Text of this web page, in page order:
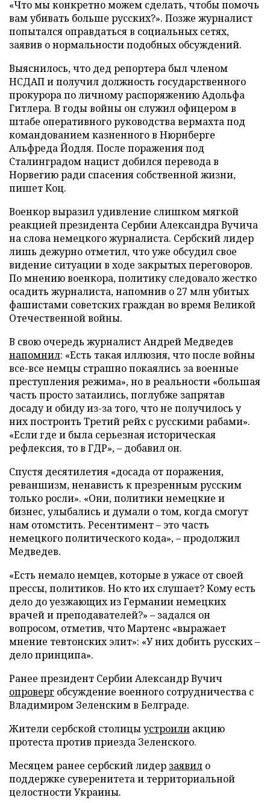
«Что мы конкретно можем сделать, чтобы помочь
вам убивать больше русских?». Позже журналист
попытался оправдаться в социальных сетях,
заявив о нормальности подобных обсуждений.
Выяснилось, что дед репортера был членом
НСДАП и получил должность государственного
прокурора по личному распоряжению Адольфа
Гитлера. В годы войны он служил офицером в
штабе оперативного руководства вермахта под
командованием казненного в Нюрнберге
Альфреда Йодля. После поражения под
Сталинградом нацист добился перевода в
Норвегию ради спасения собственной жизни,
пишет Коц.
Военкор выразил удивление слишком мягкой
реакцией президента Сербии Александра Вучича
на слова немецкого журналиста. Сербский лидер
лишь дежурно отметил, что уже обсудил свое
видение ситуации в ходе закрытых переговоров.
По мнению военкора, политику следовало жестко
осадить журналиста, напомнив о 27 млн убитых
фашистами советских граждан во время Великой
Отечественной войны.
В свою очередь журналист Андрей Медведев
напомнил: «Есть такая иллюзия, что после войны
все-все немцы страшно покаялись за военные
преступления режима», но в реальности «большая
часть просто затаились, поглубже запрятав
досаду и обиду из-за того, что не получилось у
них построить Третий рейх с русскими рабами».
«Если где и была серьезная историческая
рефлексия, то в ГДР», – добавил он.
Спустя десятилетия «досада от поражения,
реваншизм, ненависть к презренным русским
только росли». «Они, политики немецкие и
бизнес, улыбались и думали о том, когда смогут
нам отомстить. Ресентимент – это часть
немецкого политического кода», – продолжил
Медведев.
«Есть немало немцев, которые в ужасе от своей
прессы, политиков. Но кто их слушает? Кому есть
дело до уезжающих из Германии немецких
врачей и преподавателей?» – задался он
вопросом, отметив, что Мартенс «выражает
мнение тевтонских элит»: «У них добить русских –
дело принципа».
Ранее президент Сербии Александр Вучич
опроверг обсуждение военного сотрудничества с
Владимиром Зеленским в Белграде.
Жители сербской столицыустроили акцию
протеста против приезда Зеленского.
Месяцем ранее сербский лидер заявил о
поддержке суверенитета и территориальной
целостности Украины.